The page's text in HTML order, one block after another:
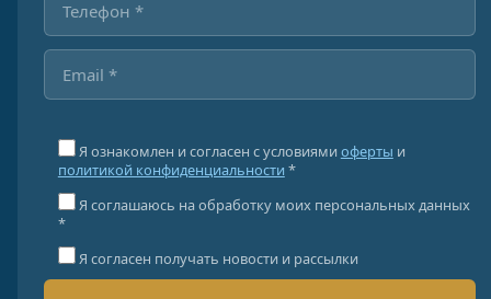
Я ознакомлен и согласен с условиями оферты и
политикой конфиденциальности *
Я соглашаюсь на обработку моих персональных данных
*
Я согласен получать новости и рассылки